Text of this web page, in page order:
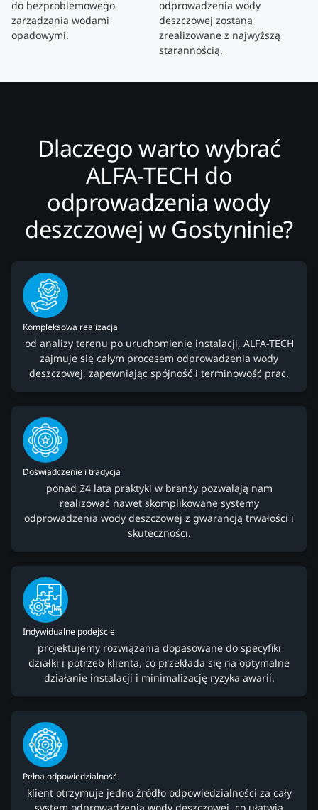
do bezproblemowego
zarządzania wodami
opadowymi.
odprowadzenia wody
deszczowej zostaną
zrealizowane z najwyższą
starannością.
Dlaczego warto wybrać
ALFA-TECH do
odprowadzenia wody
deszczowej w Gostyninie?
Kompleksowa realizacja
od analizy terenu po uruchomienie instalacji, ALFA-TECH
zajmuje się całym procesem odprowadzenia wody
deszczowej, zapewniając spójność i terminowość prac.
Doświadczenie i tradycja
ponad 24 lata praktyki w branży pozwalają nam
realizować nawet skomplikowane systemy
odprowadzenia wody deszczowej z gwarancją trwałości i
skuteczności.
Indywidualne podejście
projektujemy rozwiązania dopasowane do specyfiki
działki i potrzeb klienta, co przekłada się na optymalne
działanie instalacji i minimalizację ryzyka awarii.
Pełna odpowiedzialność
klient otrzymuje jedno źródło odpowiedzialności za cały